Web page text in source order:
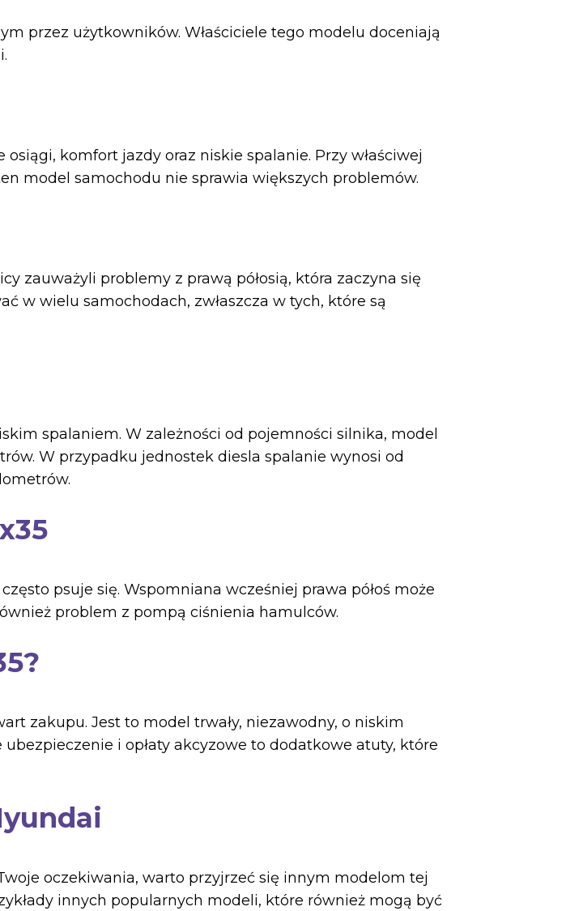
przez użytkowników. Właściciele tego modelu doceniają
komfort jazdy oraz niskie spalanie. Przy właściwej
model samochodu nie sprawia większych problemów.
zauważyli problemy z prawą półosią, która zaczyna się
w wielu samochodach, zwłaszcza w tych, które są
spalaniem. W zależności od pojemności silnika, model
W przypadku jednostek diesla spalanie wynosi od
psuje się. Wspomniana wcześniej prawa półoś może
problem z pompą ciśnienia hamulców.
zakupu. Jest to model trwały, niezawodny, o niskim
i opłaty akcyzowe to dodatkowe atuty, które
oczekiwania, warto przyjrzeć się innym modelom tej
innych popularnych modeli, które również mogą być